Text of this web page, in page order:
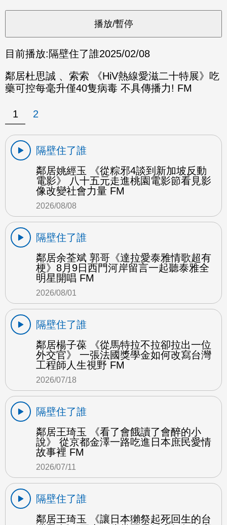
目前播放:隔壁住了誰2025/02/08
鄰居杜思誠 、索索 《HiV熱線愛滋二十特展》吃
藥可控每毫升僅40隻病毒 不具傳播力! FM
1 2
隔壁住了誰
鄰居姚經玉 《從粽邪4談到新加坡反動
電影》 八十五元走進桃園電影節看見影
像改變社會力量 FM
2026/08/08
隔壁住了誰
鄰居余荃斌 郭哥《達拉愛泰雅情歌超有
梗》8月9日西門河岸留言一起聽泰雅全
明星開唱 FM
2026/08/01
隔壁住了誰
鄰居楊子葆 《從馬特拉不拉卻拉出一位
外交官》 一張法國獎學金如何改寫台灣
工程師人生視野 FM
2026/07/18
隔壁住了誰
鄰居王琦玉 《看了會餓讀了會醉的小
說》 從京都金澤一路吃進日本庶民愛情
故事裡 FM
2026/07/11
隔壁住了誰
鄰居王琦玉 《讓日本獺祭起死回生的台